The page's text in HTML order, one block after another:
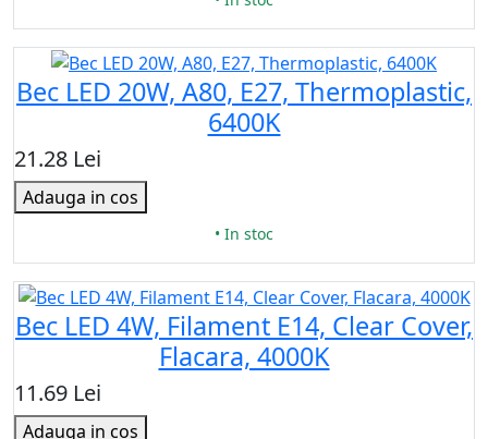
Bec LED 20W, A80, Е27, Thermoplastic,
6400K
21.28 Lei
Adauga in cos
• In stoc
Bec LED 4W, Filament E14, Clear Cover,
Flacara, 4000K
11.69 Lei
Adauga in cos